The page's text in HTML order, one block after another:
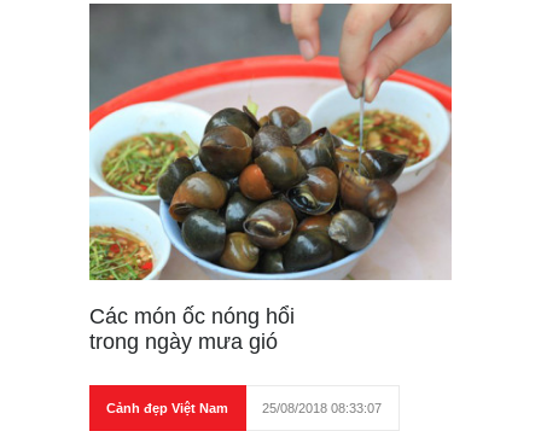
Các món ốc nóng hổi
trong ngày mưa gió
Cảnh đẹp Việt Nam 25/08/2018 08:33:07